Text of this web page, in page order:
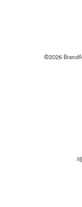
©2026